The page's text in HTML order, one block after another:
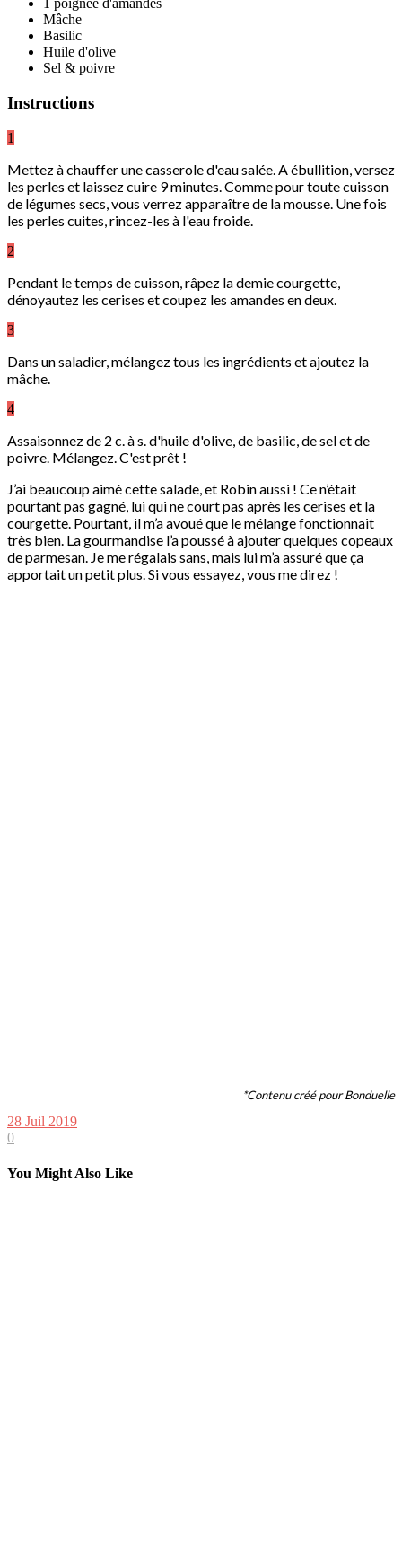
1 poignée d'amandes
Mâche
Basilic
Huile d'olive
Sel & poivre
Instructions
1
Mettez à chauffer une casserole d'eau salée. A ébullition, versez
les perles et laissez cuire 9 minutes. Comme pour toute cuisson
de légumes secs, vous verrez apparaître de la mousse. Une fois
les perles cuites, rincez-les à l'eau froide.
2
Pendant le temps de cuisson, râpez la demie courgette,
dénoyautez les cerises et coupez les amandes en deux.
3
Dans un saladier, mélangez tous les ingrédients et ajoutez la
mâche.
4
Assaisonnez de 2 c. à s. d'huile d'olive, de basilic, de sel et de
poivre. Mélangez. C'est prêt !
J’ai beaucoup aimé cette salade, et Robin aussi ! Ce n’était
pourtant pas gagné, lui qui ne court pas après les cerises et la
courgette. Pourtant, il m’a avoué que le mélange fonctionnait
très bien. La gourmandise l’a poussé à ajouter quelques copeaux
de parmesan. Je me régalais sans, mais lui m’a assuré que ça
apportait un petit plus. Si vous essayez, vous me direz !
*Contenu créé pour Bonduelle
28 Juil 2019
0
You Might Also Like